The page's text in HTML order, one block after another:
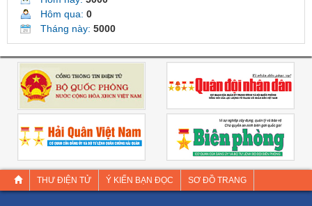
Hôm qua: 0
Tháng này: 5000
THƯ ĐIỆN TỬ Ý KIẾN BẠN ĐỌC SƠ ĐỒ TRANG